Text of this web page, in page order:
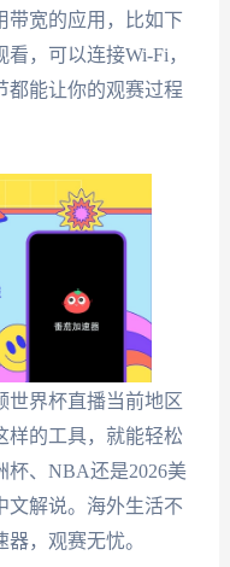
带宽的应用，比如下
，可以连接Wi-Fi，
都能让你的观赛过程
世界杯直播当前地区
样的工具，就能轻松
杯、NBA还是2026美
文解说。海外生活不
，观赛无忧。